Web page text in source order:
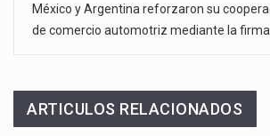
México y Argentina reforzaron su
de comercio automotriz mediante la firma
ARTICULOS RELACIONADOS